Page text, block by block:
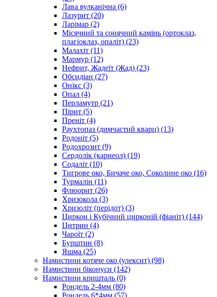
Лава вулканічна (6)
Лазурит (20)
Ларімар (2)
Місячний та сонячний камінь (ортоклаз,
плагіоклаз, опаліт) (23)
Малахіт (11)
Мармур (12)
Нефрит, Жадеїт (Жад) (23)
Обсидіан (27)
Онікс (3)
Опал (4)
Перламутр (21)
Пірит (5)
Преніт (4)
Раухтопаз (димчастий кварц) (13)
Родоніт (5)
Родохрозит (9)
Сердолік (карнеол) (19)
Содаліт (10)
Тигрове око, Бичаче око, Соколине око (16)
Турмалін (11)
Флюорит (26)
Хризокола (3)
Хризоліт (перідот) (3)
Циркон і Кубічний цирконій (фіаніт) (144)
Цитрин (4)
Чароїт (2)
Бурштин (8)
Яшма (25)
Намистини котяче око (улексит) (98)
Намистини біконуси (142)
Намистини кришталь (0)
Рондель 2-4мм (80)
Рондель 6*4мм (57)